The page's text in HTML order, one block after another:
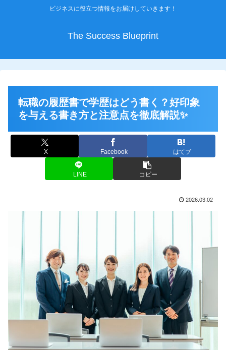
ビジネスに役立つ情報をお届けしていきます！
The Success Blueprint
転職の履歴書で学歴はどう書く？好印象
を与える書き方と注意点を徹底解説✨
X Facebook はてブ
LINE コピー
2026.03.02